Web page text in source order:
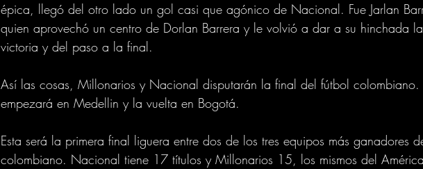
épica, llegó del otro lado un gol casi que agónico de Nacional. Fue Jarlan
quien aprovechó un centro de Dorlan Barrera y le volvió a dar a su hinchada
victoria y del paso a la final.
Así las cosas, Millonarios y Nacional disputarán la final del fútbol colombiano.
empezará en Medellin y la vuelta en Bogotá.
Esta será la primera final liguera entre dos de los tres equipos más ganadores
colombiano. Nacional tiene 17 títulos y Millonarios 15, los mismos del